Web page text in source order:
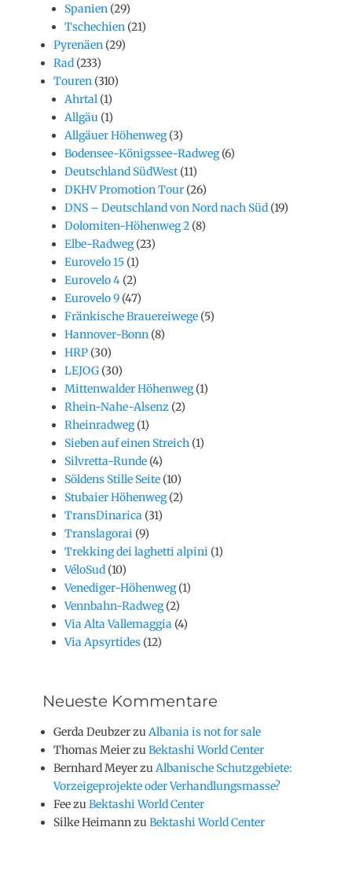
Spanien (29)
Tschechien (21)
Pyrenäen (29)
Rad (233)
Touren (310)
Ahrtal (1)
Allgäu (1)
Allgäuer Höhenweg(3)
Bodensee-Königssee-Radweg(6)
Deutschland SüdWest(11)
DKHV Promotion Tour (26)
DNS – Deutschland von Nord nach Süd (19)
Dolomiten-Höhenweg 2 (8)
Elbe-Radweg(23)
Eurovelo 15 (1)
Eurovelo 4 (2)
Eurovelo 9 (47)
Fränkische Brauereiwege (5)
Hannover-Bonn (8)
HRP (30)
LEJOG (30)
Mittenwalder Höhenweg(1)
Rhein-Nahe-Alsenz (2)
Rheinradweg(1)
Sieben auf einen Streich (1)
Silvretta-Runde (4)
Söldens Stille Seite (10)
Stubaier Höhenweg(2)
TransDinarica (31)
Translagorai (9)
Trekking dei laghetti alpini (1)
VéloSud (10)
Venediger-Höhenweg(1)
Vennbahn-Radweg(2)
Via Alta Vallemaggia (4)
Via Apsyrtides (12)
Neueste Kommentare
Gerda DeubzerzuAlbania is not for sale
Thomas MeierzuBektashi World Center
Bernhard MeyerzuAlbanische Schutzgebiete:
Vorzeigeprojekte oder Verhandlungsmasse?
FeezuBektashi World Center
Silke HeimannzuBektashi World Center